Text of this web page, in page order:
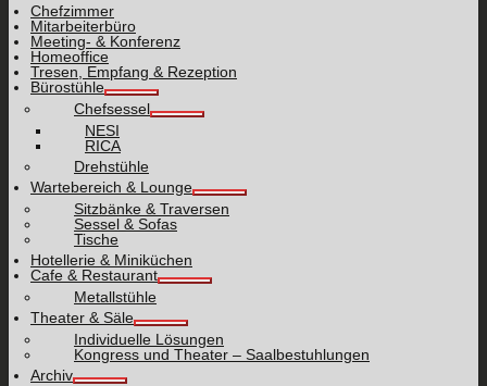
Chefzimmer
Mitarbeiterbüro
Meeting- & Konferenz
Homeoffice
Tresen, Empfang & Rezeption
Bürostühle
Chefsessel
NESI
RICA
Drehstühle
Wartebereich & Lounge
Sitzbänke & Traversen
Sessel & Sofas
Tische
Hotellerie & Miniküchen
Cafe & Restaurant
Metallstühle
Theater & Säle
Individuelle Lösungen
Kongress und Theater – Saalbestuhlungen
Archiv